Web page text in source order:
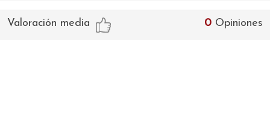
0 Opiniones
Valoración media